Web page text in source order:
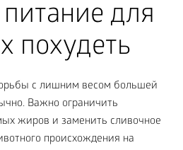
для
похудеть
с лишним весом большей
Важно ограничить
жиров и заменить сливочное
происхождения на